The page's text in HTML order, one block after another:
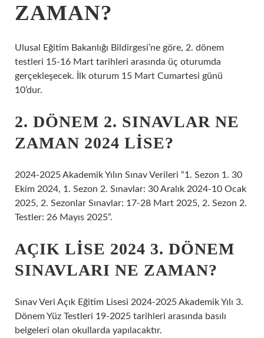
ZAMAN?
Ulusal Eğitim Bakanlığı Bildirgesi’ne göre, 2. dönem
testleri 15-16 Mart tarihleri arasında üç oturumda
gerçekleşecek. İlk oturum 15 Mart Cumartesi günü
10’dur.
2. DÖNEM 2. SINAVLAR NE
ZAMAN 2024 LISE?
2024-2025 Akademik Yılın Sınav Verileri “1. Sezon 1. 30
Ekim 2024, 1. Sezon 2. Sınavlar: 30 Aralık 2024-10 Ocak
2025, 2. Sezonlar Sınavlar: 17-28 Mart 2025, 2. Sezon 2.
Testler: 26 Mayıs 2025”.
AÇIK LISE 2024 3. DÖNEM
SINAVLARI NE ZAMAN?
Sınav Veri Açık Eğitim Lisesi 2024-2025 Akademik Yılı 3.
Dönem Yüz Testleri 19-2025 tarihleri arasında basılı
belgeleri olan okullarda yapılacaktır.